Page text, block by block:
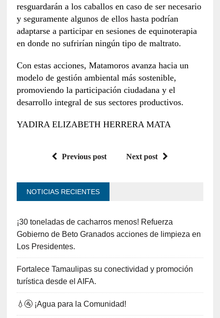
resguardarán a los caballos en caso de ser necesario
y seguramente algunos de ellos hasta podrían
adaptarse a participar en sesiones de equinoterapia
en donde no sufrirían ningún tipo de maltrato.
Con estas acciones, Matamoros avanza hacia un
modelo de gestión ambiental más sostenible,
promoviendo la participación ciudadana y el
desarrollo integral de sus sectores productivos.
YADIRA ELIZABETH HERRERA MATA
Previous post Next post
NOTICIAS RECIENTES
¡30 toneladas de cacharros menos! Refuerza
Gobierno de Beto Granados acciones de limpieza en
Los Presidentes.
Fortalece Tamaulipas su conectividad y promoción
turística desde el AIFA.
💧🚰 ¡Agua para la Comunidad!